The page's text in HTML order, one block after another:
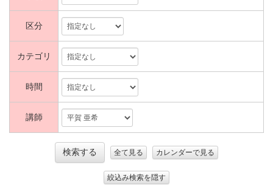
区分
カテゴリ
時間
講師
検索する 全て見る カレンダーで見る
絞込み検索を隠す